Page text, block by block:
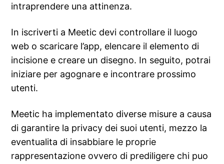
intraprendere una attinenza.
In iscriverti a Meetic devi controllare il luogo
web o scaricare l’app, elencare il elemento di
incisione e creare un disegno. In seguito, potrai
iniziare per agognare e incontrare prossimo
utenti.
Meetic ha implementato diverse misure a causa
di garantire la privacy dei suoi utenti, mezzo la
eventualita di insabbiare le proprie
rappresentazione ovvero di prediligere chi puo